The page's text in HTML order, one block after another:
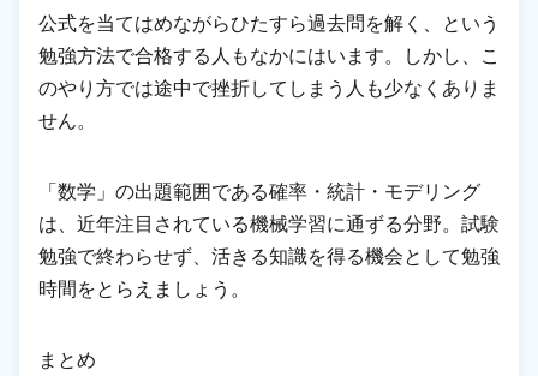
公式を当てはめながらひたすら過去問を解く、という
勉強方法で合格する人もなかにはいます。しかし、こ
のやり方では途中で挫折してしまう人も少なくありま
せん。
「数学」の出題範囲である確率・統計・モデリング
は、近年注目されている機械学習に通ずる分野。試験
勉強で終わらせず、活きる知識を得る機会として勉強
時間をとらえましょう。
まとめ